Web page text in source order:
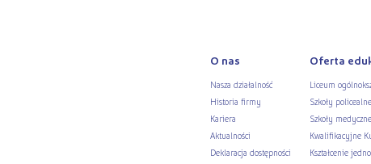
O nas
Nasza działalność
Historia firmy
Kariera
Aktualności
Deklaracja dostępności
Oferta
Liceum
Szkoły policealne
Szkoły medyczne
Kwalifikacyjne
Kształcenie